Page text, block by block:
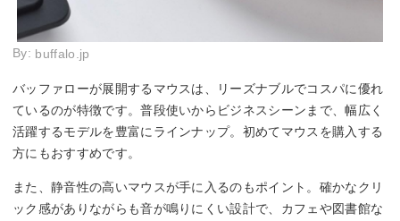
By: buffalo.jp
バッファローが展開するマウスは、リーズナブルでコスパに優れ
ているのが特徴です。普段使いからビジネスシーンまで、幅広く
活躍するモデルを豊富にラインナップ。初めてマウスを購入する
方にもおすすめです。
また、静音性の高いマウスが手に入るのもポイント。確かなクリ
ック感がありながらも音が鳴りにくい設計で、カフェや図書館な